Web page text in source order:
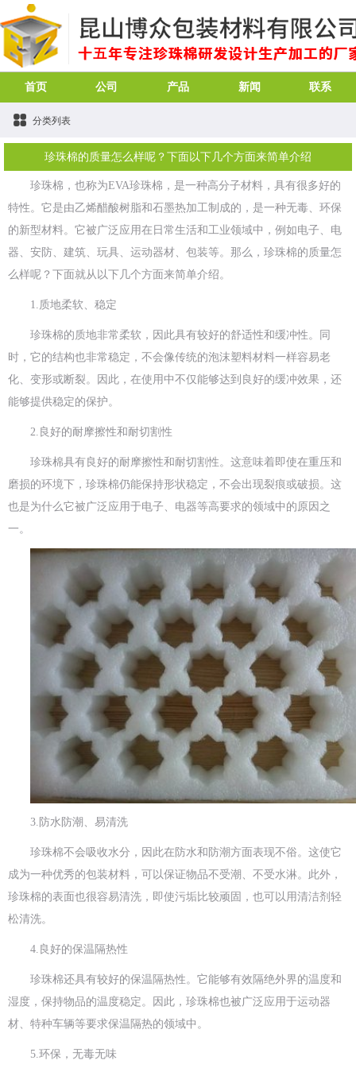
首页 公司 产品 新闻 联系
分类列表
珍珠棉的质量怎么样呢？下面以下几个方面来简单介绍
珍珠棉，也称为EVA珍珠棉，是一种高分子材料，具有很多好的
特性。它是由乙烯醋酸树脂和石墨热加工制成的，是一种无毒、环保
的新型材料。它被广泛应用在日常生活和工业领域中，例如电子、电
器、安防、建筑、玩具、运动器材、包装等。那么，珍珠棉的质量怎
么样呢？下面就从以下几个方面来简单介绍。
1.质地柔软、稳定
珍珠棉的质地非常柔软，因此具有较好的舒适性和缓冲性。同
时，它的结构也非常稳定，不会像传统的泡沫塑料材料一样容易老
化、变形或断裂。因此，在使用中不仅能够达到良好的缓冲效果，还
能够提供稳定的保护。
2.良好的耐摩擦性和耐切割性
珍珠棉具有良好的耐摩擦性和耐切割性。这意味着即使在重压和
磨损的环境下，珍珠棉仍能保持形状稳定，不会出现裂痕或破损。这
也是为什么它被广泛应用于电子、电器等高要求的领域中的原因之
一。
3.防水防潮、易清洗
珍珠棉不会吸收水分，因此在防水和防潮方面表现不俗。这使它
成为一种优秀的包装材料，可以保证物品不受潮、不受水淋。此外，
珍珠棉的表面也很容易清洗，即使污垢比较顽固，也可以用清洁剂轻
松清洗。
4.良好的保温隔热性
珍珠棉还具有较好的保温隔热性。它能够有效隔绝外界的温度和
湿度，保持物品的温度稳定。因此，珍珠棉也被广泛应用于运动器
材、特种车辆等要求保温隔热的领域中。
5.环保，无毒无味